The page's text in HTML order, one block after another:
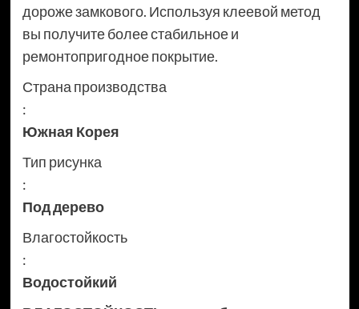
дороже замкового. Используя клеевой метод
вы получите более стабильное и
ремонтопригодное покрытие.
Страна производства
:
Южная Корея
Тип рисунка
:
Под дерево
Влагостойкость
:
Водостойкий